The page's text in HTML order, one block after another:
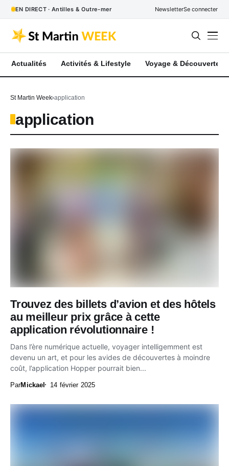
EN DIRECT · Antilles & Outre-mer NewsletterSe connecter
Actualités Activités & Lifestyle Voyage & Découverte
St Martin Week application
application
Trouvez des billets d’avion et des hôtels
au meilleur prix grâce à cette
application révolutionnaire !
Dans l’ère numérique actuelle, voyager intelligemment est
devenu un art, et pour les avides de découvertes à moindre
coût, l’application Hopper pourrait bien...
ParMickael 14 février 2025